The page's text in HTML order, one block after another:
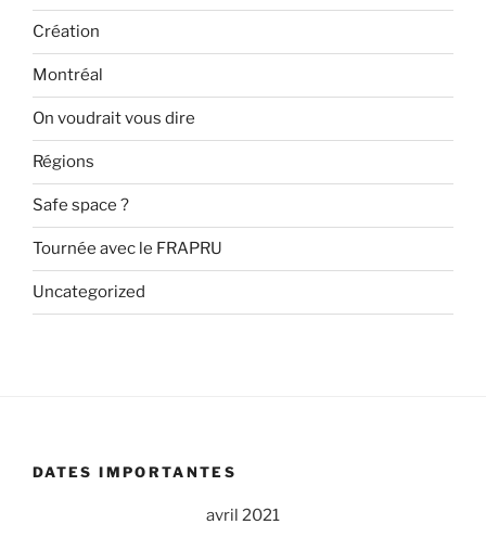
Création
Montréal
On voudrait vous dire
Régions
Safe space ?
Tournée avec le FRAPRU
Uncategorized
DATES IMPORTANTES
avril 2021